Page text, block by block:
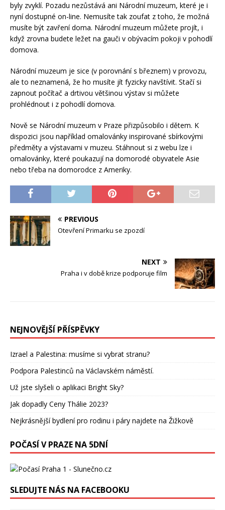
byly zvyklí. Pozadu nezůstává ani Národní muzeum, které je i
nyní dostupné on-line. Nemusíte tak zoufat z toho, že možná
musíte být zavření doma. Národní muzeum můžete projít, i
když zrovna budete ležet na gauči v obývacím pokoji v pohodlí
domova.
Národní muzeum je sice (v porovnání s březnem) v provozu,
ale to neznamená, že ho musíte jít fyzicky navštívit. Stačí si
zapnout počítač a drtivou většinou výstav si můžete
prohlédnout i z pohodlí domova.
Nově se Národní muzeum v Praze přizpůsobilo i dětem. K
dispozici jsou například omalovánky inspirované sbírkovými
předměty a výstavami v muzeu. Stáhnout si z webu lze i
omalovánky, které poukazují na domorodé obyvatele Asie
nebo třeba na domorodce z Ameriky.
PREVIOUS
Otevření Primarku se zpozdí
NEXT
Praha i v době krize podporuje film
NEJNOVĚJŠÍ PŘÍSPĚVKY
Izrael a Palestina: musíme si vybrat stranu?
Podpora Palestinců na Václavském náměstí.
Už jste slyšeli o aplikaci Bright Sky?
Jak dopadly Ceny Thálie 2023?
Nejkrásnější bydlení pro rodinu i páry najdete na Žižkově
POČASÍ V PRAZE NA 5DNÍ
SLEDUJTE NÁS NA FACEBOOKU